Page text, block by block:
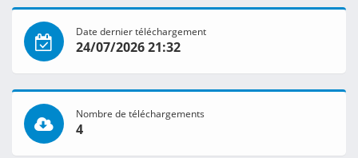
Date dernier téléchargement
24/07/2026 21:32
Nombre de téléchargements
4